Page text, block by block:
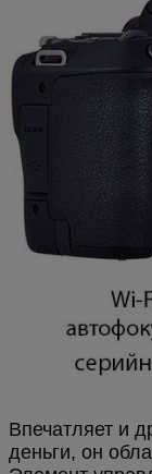
Впечатляет и
деньги, он